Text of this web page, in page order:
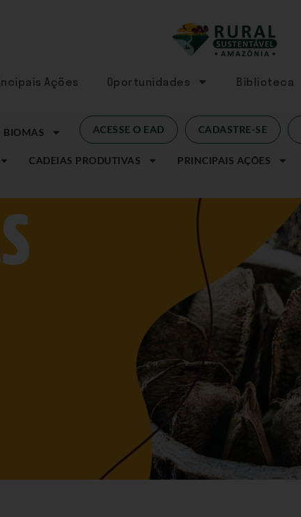
Ações Oportunidades Biblioteca
BIOMAS ACESSE O EAD CADASTRE-SE
CADEIAS PRODUTIVAS PRINCIPAIS AÇÕES